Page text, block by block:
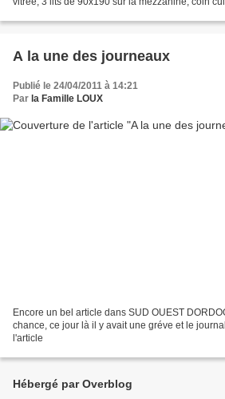
A la une des journeaux
Publié le 24/04/2011 à 14:21
Par la Famille LOUX
Encore un bel article dans SUD OUEST
chance, ce jour là il y avait une gréve et le
l'article
Hébergé par Overblog